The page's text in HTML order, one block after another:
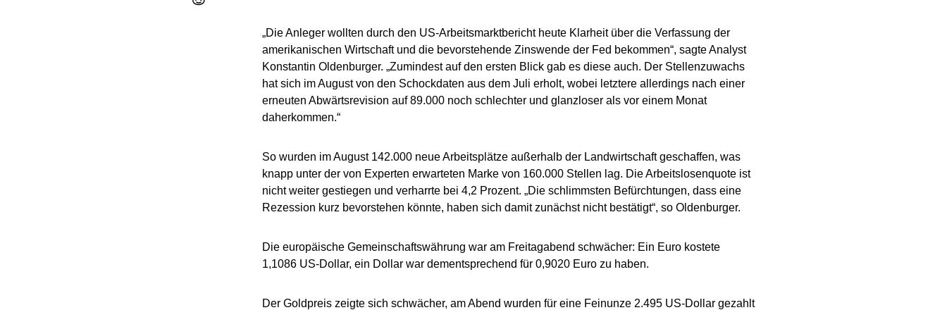
„Die Anleger wollten durch den US-Arbeitsmarktbericht heute Klarheit über die Verfassung der
amerikanischen Wirtschaft und die bevorstehende Zinswende der Fed bekommen“, sagte Analyst
Konstantin Oldenburger. „Zumindest auf den ersten Blick gab es diese auch. Der Stellenzuwachs
hat sich im August von den Schockdaten aus dem Juli erholt, wobei letztere allerdings nach einer
erneuten Abwärtsrevision auf 89.000 noch schlechter und glanzloser als vor einem Monat
daherkommen.“
So wurden im August 142.000 neue Arbeitsplätze außerhalb der Landwirtschaft geschaffen, was
knapp unter der von Experten erwarteten Marke von 160.000 Stellen lag. Die Arbeitslosenquote ist
nicht weiter gestiegen und verharrte bei 4,2 Prozent. „Die schlimmsten Befürchtungen, dass eine
Rezession kurz bevorstehen könnte, haben sich damit zunächst nicht bestätigt“, so Oldenburger.
Die europäische Gemeinschaftswährung war am Freitagabend schwächer: Ein Euro kostete
1,1086 US-Dollar, ein Dollar war dementsprechend für 0,9020 Euro zu haben.
Der Goldpreis zeigte sich schwächer, am Abend wurden für eine Feinunze 2.495 US-Dollar gezahlt